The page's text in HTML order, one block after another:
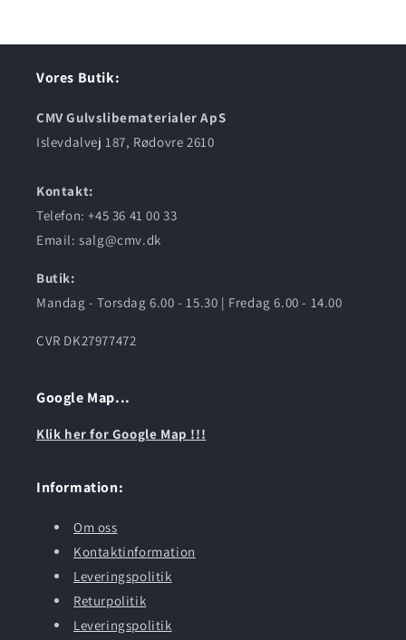
Vores Butik:
CMV Gulvslibematerialer ApS
Islevdalvej 187, Rødovre 2610
Kontakt:
Telefon: +45 36 41 00 33
Email: salg@cmv.dk
Butik:
Mandag - Torsdag 6.00 - 15.30 | Fredag 6.00 - 14.00
CVR DK27977472
Google Map...
Klik her for Google Map !!!
Information:
Om oss
Kontaktinformation
Leveringspolitik
Returpolitik
Leveringspolitik